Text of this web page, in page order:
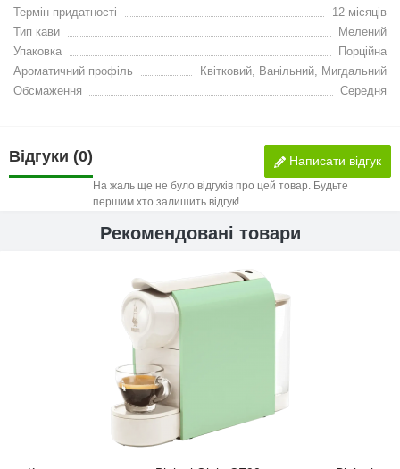
Термін придатності
12 місяців
Тип кави
Мелений
Упаковка
Порційна
Ароматичний профіль
Квітковий, Ванільний, Мигдальний
Обсмаження
Середня
Відгуки (0) Написати відгук
На жаль ще не було відгуків про цей товар. Будьте
першим хто залишить відгук!
Рекомендовані товари